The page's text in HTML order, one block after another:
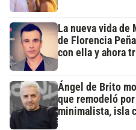
La nueva vida
de Florencia
con ella y ahora
Ángel de Brito
que remodeló
minimalista, isla